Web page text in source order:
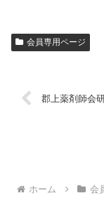
会員専用ページ
郡上薬剤師会
ホーム 会